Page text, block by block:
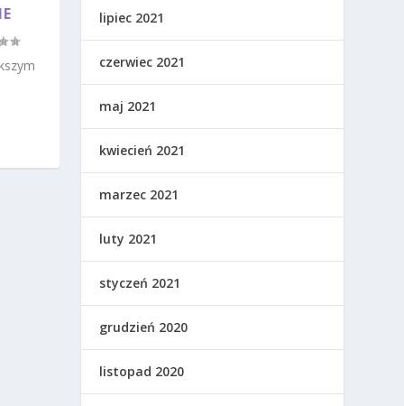
lipiec 2021
czerwiec 2021
maj 2021
kwiecień 2021
marzec 2021
luty 2021
styczeń 2021
grudzień 2020
listopad 2020